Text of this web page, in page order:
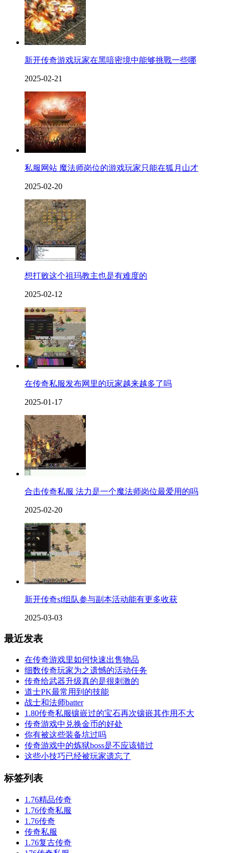
新开传奇游戏玩家在黑喑密境中能够挑戰一些哪
2025-02-21
私服网站 魔法师岗位的游戏玩家只能在狐月山才
2025-02-20
想打败这个祖玛教主也是有难度的
2025-02-12
在传奇私服发布网里的玩家越来越多了吗
2025-01-17
合击传奇私服 法力是一个魔法师岗位最爱用的吗
2025-02-20
新开传奇sf组队参与副本活动能有更多收获
2025-03-03
最近发表
在传奇游戏里如何快速出售物品
细数传奇玩家为之遗憾的活动任务
传奇给武器升级真的是很刺激的
道士PK最常用到的技能
战士和法师batter
1.80传奇私服镶嵌过的宝石再次镶嵌其作用不大
传奇游戏中兑换金币的好处
你有被这些装备坑过吗
传奇游戏中的炼狱boss是不应该错过
这些小技巧已经被玩家遗忘了
标签列表
1.76精品传奇
1.76传奇私服
1.76传奇
传奇私服
1.76复古传奇